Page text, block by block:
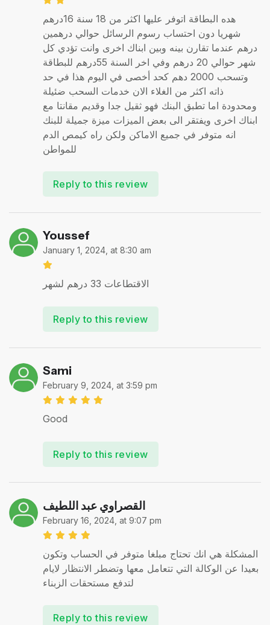
هده البطاقة اتوفر عليها اكثر من 18 سنة 16درهم
شهريا دون احتساب رسوم الرسائل حوالي درهمين
درهم عندما تقارن بينه وبين ابناك اخرى وانت تؤدي كل
شهر حوالي 20 درهم وفي اخر السنة 55درهم للبطاقة
وتسحب 2000 دهم كحد أخصى في اليوم هذا في حد
ذاته اكثر من الغلاء الان خدمات السحب ضئيلة
ومحدودة اما تطبق البنك فهو ثقيل جدا وقديم مقانتا مع
ابناك اخرى ويفتقر الى بعض الميزات ميزة جميلة للبنك
انه متوفر في جميع الاماكن ولكن راه كيمص الدم
للمواطن
Reply to this review
Youssef
January 1, 2024, at 8:30 am
الاقتطاعات 33 درهم لشهر
Reply to this review
Sami
February 9, 2024, at 3:59 pm
Good
Reply to this review
القصراوي عبد اللطيف
February 16, 2024, at 9:07 pm
المشكلة هي انك تحتاج مبلغا متوفر في الحساب وتكون
بعيدا عن الوكالة التي تتعامل معها وتضطر الانتظار لايام
لتدفع مستحقات الزبناء
Reply to this review